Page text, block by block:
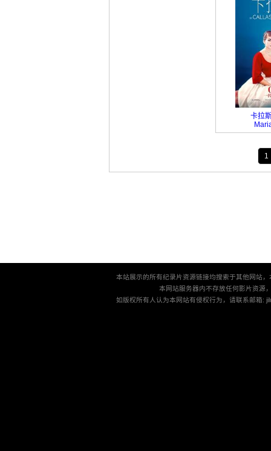
卡拉
1
本站展示的所有纪录片资源链接均搜索于其他网站
本网站服务器内不存放任何影片资源
如版权所有人认为本网站有侵权行为，请联系邮箱: